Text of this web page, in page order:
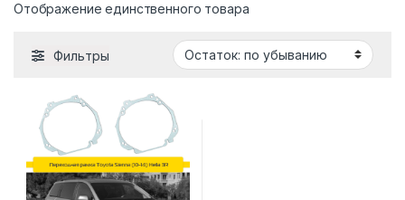
Отображение единственного товара
Фильтры